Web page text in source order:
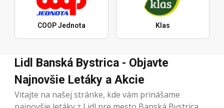
COOP Jednota Klas
Lidl Banská Bystrica - Objavte
Najnovšie Letáky a Akcie
Vitajte na našej stránke, kde vám prinášame